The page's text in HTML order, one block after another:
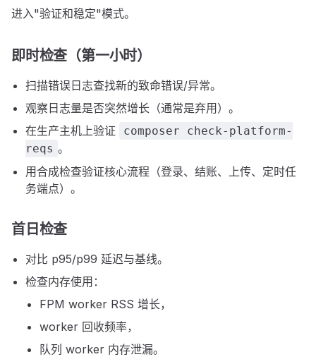
进入"验证和稳定"模式。
即时检查（第一小时）
扫描错误日志查找新的致命错误/异常。
观察日志量是否突然增长（通常是弃用）。
在生产主机上验证
composer check-platform-
reqs 。
用合成检查验证核心流程（登录、结账、上传、定时任
务端点）。
首日检查
对比 p95/p99 延迟与基线。
检查内存使用：
FPM worker RSS 增长，
worker 回收频率，
队列 worker 内存泄漏。